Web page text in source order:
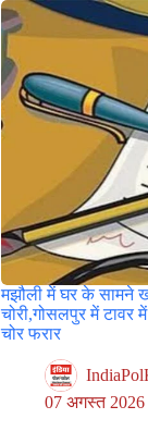
मझौली में घर के सामने
चोरी,गोसलपुर में
चोर फरार
07 अगस्त 2026